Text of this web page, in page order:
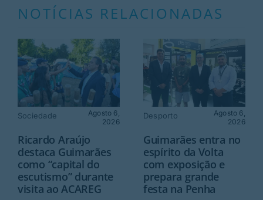
NOTÍCIAS RELACIONADAS
Sociedade
Agosto 6,
2026
Ricardo Araújo
destaca Guimarães
como “capital do
escutismo” durante
visita ao ACAREG
Desporto
Agosto 6,
2026
Guimarães entra no
espírito da Volta
com exposição e
prepara grande
festa na Penha